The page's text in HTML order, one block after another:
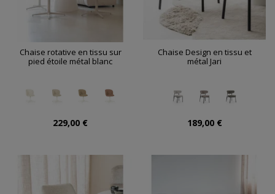
Chaise rotative en tissu sur
pied étoile métal blanc
229,00 €
Chaise Design en tissu et
métal Jari
189,00 €